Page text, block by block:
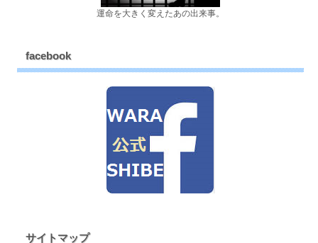
運命を大きく変えたあの出来事。
facebook
サイトマップ